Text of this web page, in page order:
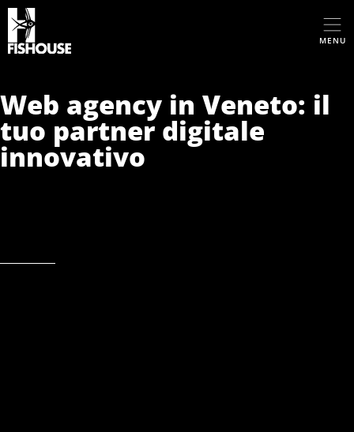
MENU
Web agency in Veneto: il
tuo partner digitale
innovativo